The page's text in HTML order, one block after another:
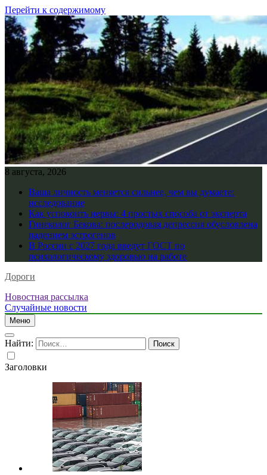
Перейти к содержимому
8 августа, 2026
Ваша личность меняется сильнее, чем вы думаете:
исследование
Как успокоить нервы: 4 простых способа от эксперта
Гинеколог Бекова: послеродовая депрессия обусловлена
падением эстрогенов
В России с 2027 года введут ГОСТ по
психологическому здоровью на работе
Дороги
Новостная рассылка
Случайные новости
Меню
Найти:
Заголовки